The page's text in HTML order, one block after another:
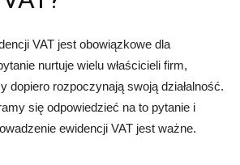
VAT jest obowiązkowe dla
nurtuje wielu właścicieli firm,
dopiero rozpoczynają swoją działalność.
się odpowiedzieć na to pytanie i
ewidencji VAT jest ważne.